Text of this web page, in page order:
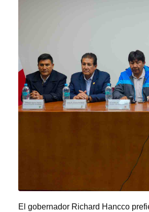
El gobernador Richard Hancco